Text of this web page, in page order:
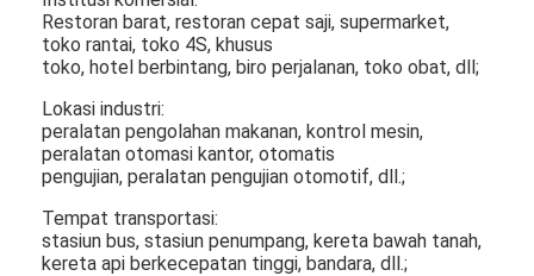
ngobrol sekarang
Layar LCD Jendela
Layar LCD luar ruangan
Restoran barat, restoran cepat saji, supermarket,
toko rantai, toko 4S, khusus
toko, hotel berbintang, biro perjalanan, toko obat, dll;
Lokasi industri:
peralatan pengolahan makanan, kontrol mesin,
peralatan otomasi kantor, otomatis
pengujian, peralatan pengujian otomotif, dll.;
Tempat transportasi:
stasiun bus, stasiun penumpang, kereta bawah tanah,
kereta api berkecepatan tinggi, bandara, dll.;